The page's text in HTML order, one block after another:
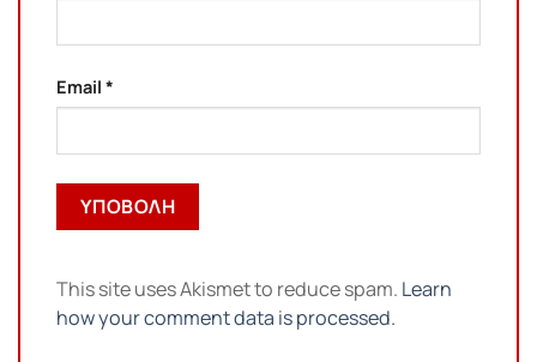
Email *
This site uses Akismet to reduce spam. Learn
how your comment data is processed.